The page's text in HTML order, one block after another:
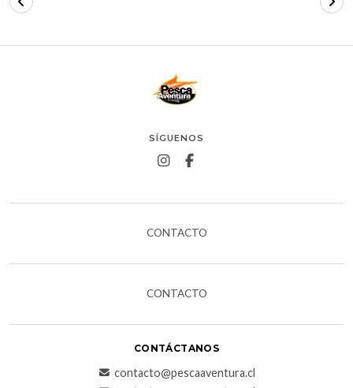
SÍGUENOS
CONTACTO
CONTACTO
CONTÁCTANOS
contacto@pescaaventura.cl